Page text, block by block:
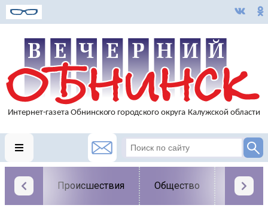
Происшествия Общество Власть